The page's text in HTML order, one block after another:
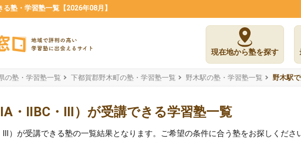
塾・学習塾一覧【2026年08月】
現在地から塾を探す
の塾・学習塾一覧 下都賀郡野木町の塾・学習塾一覧 野木駅の塾・学習塾一覧 野木駅
・ⅡBC・Ⅲ）が受講できる学習塾一覧
Ⅲ）が受講できる塾の一覧結果となります。ご希望の条件に合う塾をお探しくださ